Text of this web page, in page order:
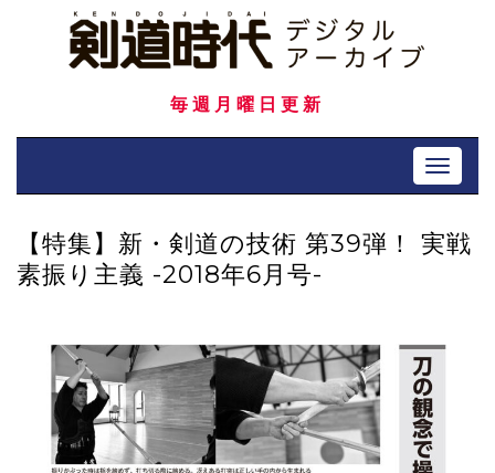
毎週月曜日更新
Toggle
【特集】新・剣道の技術 第39弾！ 実戦
素振り主義 -2018年6月号-